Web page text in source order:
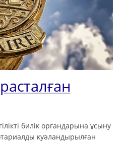
билік органдарына ұсыну
куәландырылған